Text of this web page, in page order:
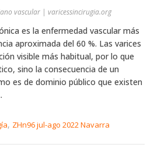
vascular | varicessincirugia.org
es la enfermedad vascular más
aproximada del 60 %. Las varices
visible más habitual, por lo que
sino la consecuencia de un
es de dominio público que existen
, ZHn96 jul-ago 2022 Navarra